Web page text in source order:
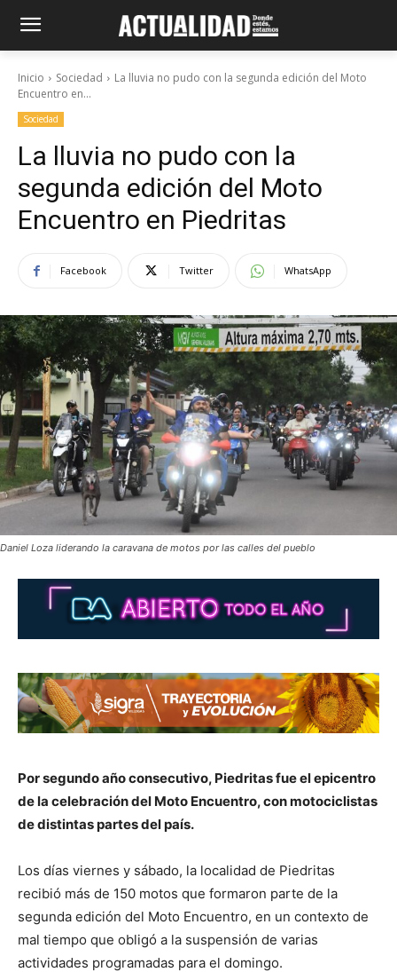
Inicio Sociedad
La lluvia no pudo con la segunda edición del Moto
Encuentro en...
Sociedad
La lluvia no pudo con la
segunda edición del Moto
Encuentro en Piedritas
Facebook Twitter WhatsApp
Daniel Loza liderando la caravana de motos por las calles del pueblo
Por segundo año consecutivo, Piedritas fue el epicentro
de la celebración del Moto Encuentro, con motociclistas
de distintas partes del país.
Los días viernes y sábado, la localidad de Piedritas
recibió más de 150 motos que formaron parte de la
segunda edición del Moto Encuentro, en un contexto de
mal tiempo que obligó a la suspensión de varias
actividades programadas para el domingo.